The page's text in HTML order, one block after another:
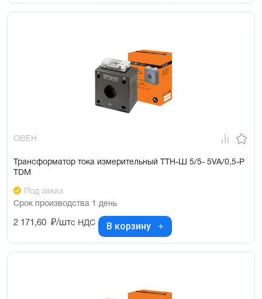
ОВЕН
Трансформатор тока измерительный ТТН-Ш 5/5- 5VA/0,5-Р
TDM
Под заказ
Срок производства 1 день
2 171,60 ₽/штс НДС В корзину